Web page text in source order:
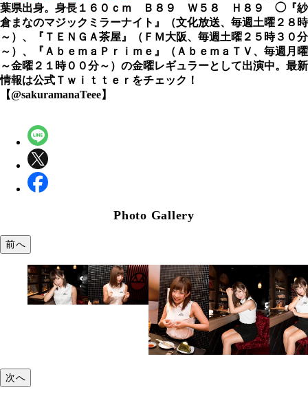
葉県出身。身長１６０ｃｍ Ｂ８９ Ｗ５８ Ｈ８９ ◯『紗
倉まなのマジックミラーナイト』（文化放送、毎週土曜２８時
～）、『ＴＥＮＧＡ茶屋』（ＦＭ大阪、毎週土曜２５時３０分
～）、『ＡｂｅｍａＰｒｉｍｅ』（ＡｂｅｍａＴＶ、毎週月曜
～金曜２１時００分～）の金曜レギュラーとして出演中。最新
情報は公式Ｔｗｉｔｔｅｒをチェック！
【@sakuramanaTeee】
Photo Gallery
前へ
次へ